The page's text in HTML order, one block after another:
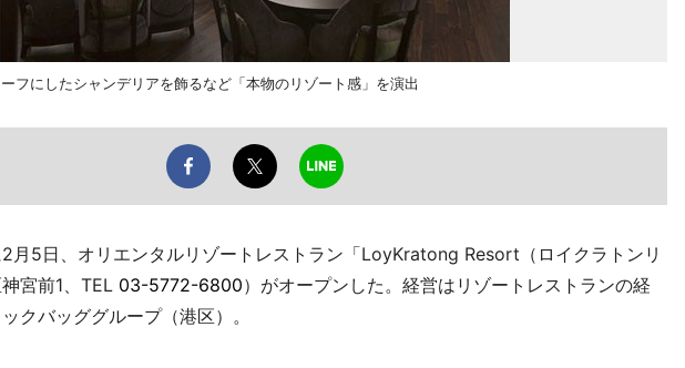
フにしたシャンデリアを飾るなど「本物のリゾート感」を演出
月5日、オリエンタルリゾートレストラン「LoyKratong Resort（ロイクラトンリ
宮前1、TEL 03-5772-6800）がオープンした。経営はリゾートレストランの経
クバッググループ（港区）。